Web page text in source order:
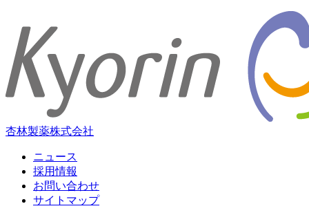
杏林製薬株式会社
ニュース
採用情報
お問い合わせ
サイトマップ